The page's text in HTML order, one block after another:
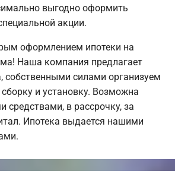
выгодно оформить
акции.
оформлением ипотеки на
Наша компания предлагает
собственными силами организуем
сборку и установку. Возможна
средствами, в рассрочку, за
Ипотека выдается нашими